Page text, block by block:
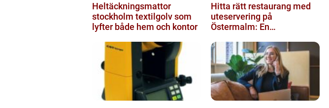
Heltäckningsmattor
stockholm textilgolv som
lyfter både hem och kontor
Hitta rätt restaurang med
uteservering på
Östermalm: En
solen